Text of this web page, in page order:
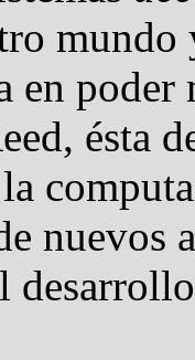
en
ésta
nuevos